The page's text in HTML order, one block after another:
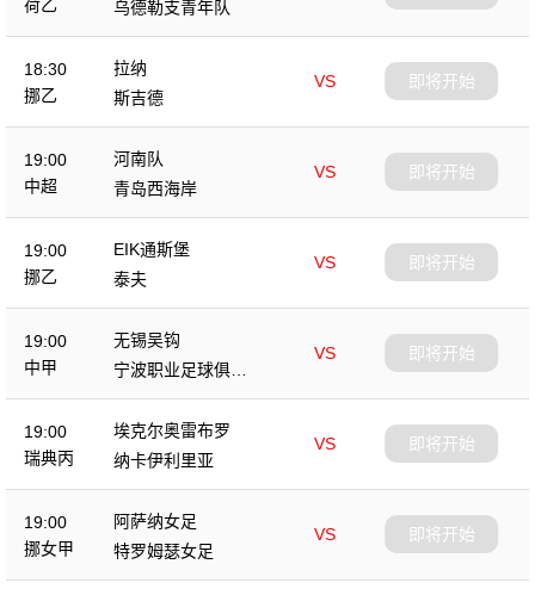
荷乙
乌德勒支青年队
18:30
挪乙
拉纳
VS
斯吉德
即将开始
19:00
中超
河南队
VS
青岛西海岸
即将开始
19:00
挪乙
EIK通斯堡
VS
泰夫
即将开始
19:00
中甲
无锡吴钩
VS
宁波职业足球俱乐
部
即将开始
19:00
瑞典丙
埃克尔奥雷布罗
VS
纳卡伊利里亚
即将开始
19:00
挪女甲
阿萨纳女足
VS
特罗姆瑟女足
即将开始